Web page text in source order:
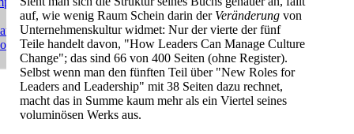
auf, wie wenig Raum Schein darin der Veränderung von
Unternehmenskultur widmet: Nur der vierte der fünf
Teile handelt davon, "How Leaders Can Manage Culture
Change"; das sind 66 von 400 Seiten (ohne Register).
Selbst wenn man den fünften Teil über "New Roles for
Leaders and Leadership" mit 38 Seiten dazu rechnet,
macht das in Summe kaum mehr als ein Viertel seines
voluminösen Werks aus.